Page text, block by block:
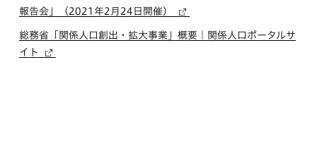
報告会」（2021年2月24日開催）
総務省「関係人口創出・拡大事業」概要｜関係人口ポータルサ
イト